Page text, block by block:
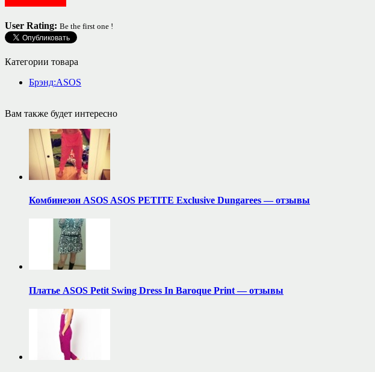
User Rating: Be the first one !
Категории товара
Брэнд:ASOS
Вам также будет интересно
Комбинезон ASOS ASOS PETITE Exclusive Dungarees — отзывы
Платье ASOS Petit Swing Dress In Baroque Print — отзывы